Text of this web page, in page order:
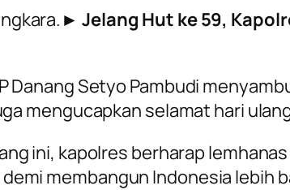
Jelang Hut ke 59,
Danang Setyo Pambudi
mengucapkan selamat hari
ini, kapolres berharap
membangun Indonesia lebih